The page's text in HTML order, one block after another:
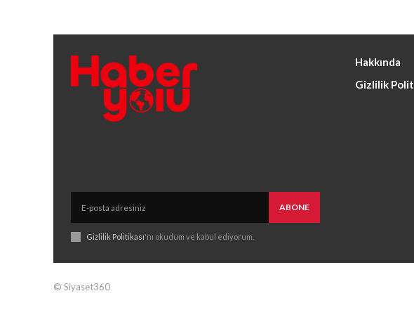
ABONE
Gizlilik Politikası'nı okudum ve kabul ediyorum.
Hakkında
Gizlilik
© Siyaset360